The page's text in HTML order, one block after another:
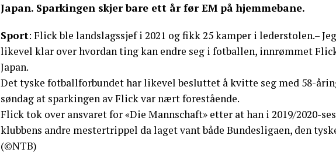
Japan. Sparkingen skjer bare ett år før EM på hjemmebane.
Sport: Flick ble landslagssjef i 2021 og fikk 25 kamper i lederstolen.–
likevel klar over hvordan ting kan endre seg i fotballen, innrømmet
Japan.
Det tyske fotballforbundet har likevel besluttet å kvitte seg med 58-
søndag at sparkingen av Flick var nært forestående.
Flick tok over ansvaret for «Die Mannschaft» etter at han i 2019/2020-
klubbens andre mestertrippel da laget vant både Bundesligaen, den
(©NTB)